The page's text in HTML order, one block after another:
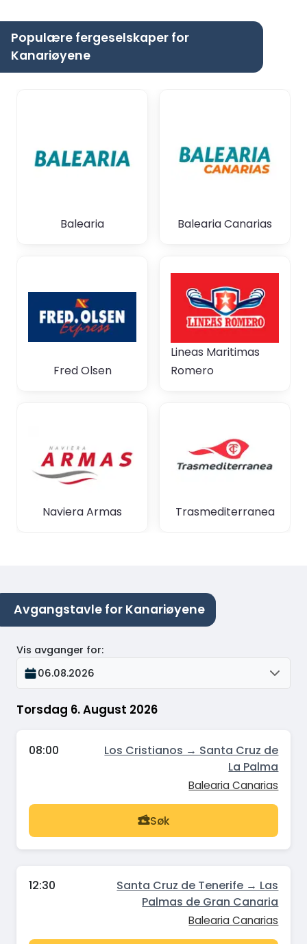
Populære fergeselskaper for
Kanariøyene
Balearia Balearia Canarias
Fred Olsen
Lineas Maritimas
Romero
Naviera Armas Trasmediterranea
Avgangstavle for Kanariøyene
Torsdag 6. August 2026
Vis avganger for:
06.08.2026
08:00
Los Cristianos → Santa Cruz de
La Palma
Balearia Canarias
Søk
12:30
Santa Cruz de Tenerife → Las
Palmas de Gran Canaria
Balearia Canarias